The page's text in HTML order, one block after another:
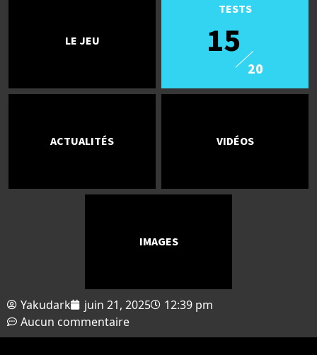
LE JEU
TESTS
15
20
ACTUALITÉS VIDÉOS
IMAGES
Yakudark juin 21, 2025
12:39 pm
Aucun commentaire